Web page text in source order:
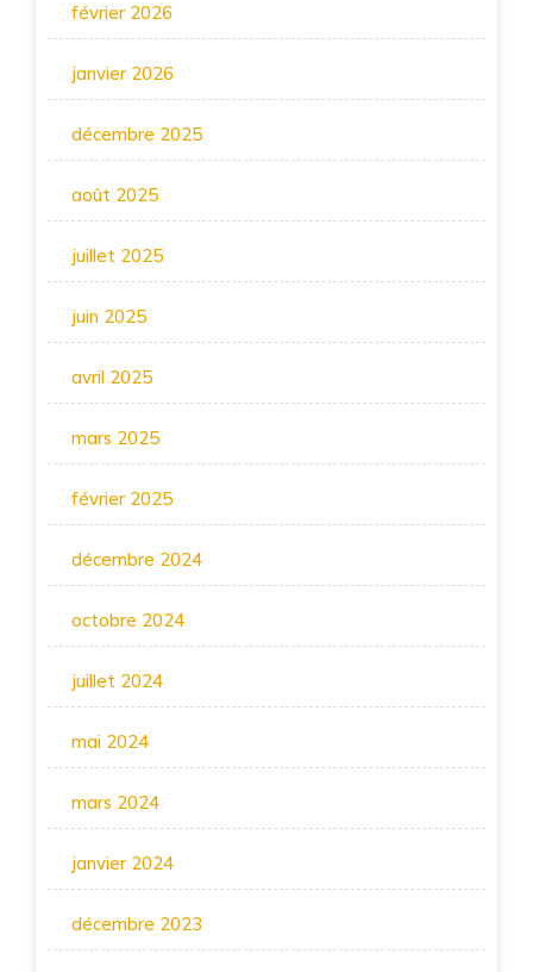
février 2026
janvier 2026
décembre 2025
août 2025
juillet 2025
juin 2025
avril 2025
mars 2025
février 2025
décembre 2024
octobre 2024
juillet 2024
mai 2024
mars 2024
janvier 2024
décembre 2023